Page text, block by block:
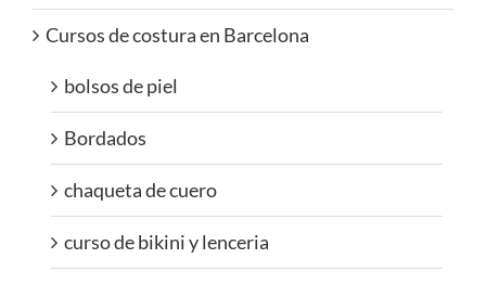
Cursos de costura en Barcelona
bolsos de piel
Bordados
chaqueta de cuero
curso de bikini y lenceria